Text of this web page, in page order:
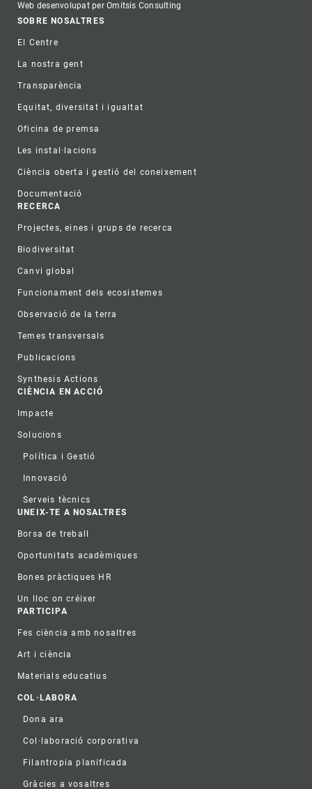
Web desenvolupat per Omitsis Consulting
Footer
SOBRE NOSALTRES
El Centre
La nostra gent
Transparència
Equitat, diversitat i igualtat
Oficina de premsa
Les instal·lacions
Ciència oberta i gestió del coneixement
Documentació
RECERCA
Projectes, eines i grups de recerca
Biodiversitat
Canvi global
Funcionament dels ecosistemes
Observació de la terra
Temes transversals
Publicacions
Synthesis Actions
CIÈNCIA EN ACCIÓ
Impacte
Solucions
Política i Gestió
Innovació
Serveis tècnics
UNEIX-TE A NOSALTRES
Borsa de treball
Oportunitats acadèmiques
Bones pràctiques HR
Un lloc on créixer
PARTICIPA
Fes ciència amb nosaltres
Art i ciència
Materials educatius
COL·LABORA
Dona ara
Col·laboració corporativa
Filantropia planificada
Gràcies a vosaltres